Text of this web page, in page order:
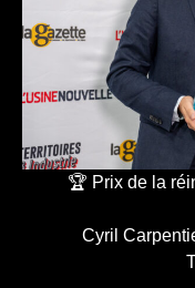
🏆 Prix de la
Cyril